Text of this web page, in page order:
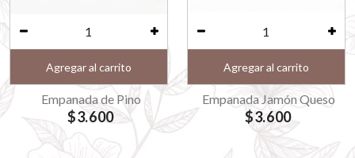
Agregar al carrito
Empanada de Pino
$3.600
Agregar al carrito
Empanada Jamón Queso
$3.600